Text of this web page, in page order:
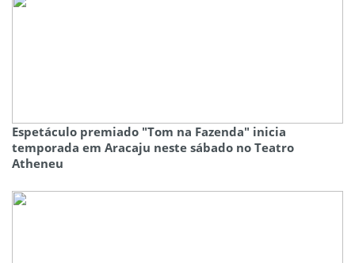
Espetáculo premiado "Tom na Fazenda" inicia
temporada em Aracaju neste sábado no Teatro
Atheneu